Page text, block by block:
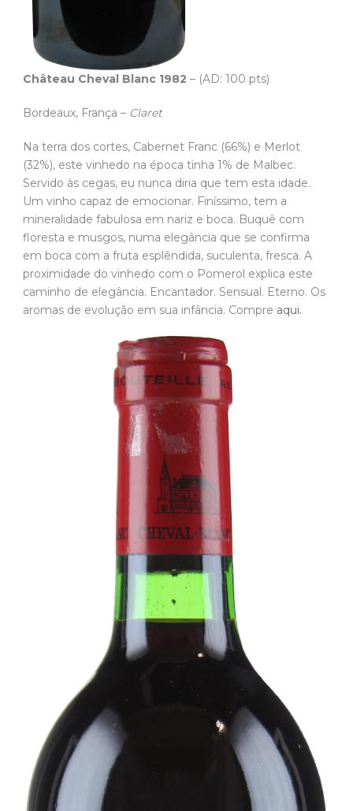
Château Cheval Blanc 1982 – (AD: 100 pts)
Bordeaux, França – Claret
Na terra dos cortes, Cabernet Franc (66%) e Merlot
(32%), este vinhedo na época tinha 1% de Malbec.
Servido às cegas, eu nunca diria que tem esta idade.
Um vinho capaz de emocionar. Finíssimo, tem a
mineralidade fabulosa em nariz e boca. Buquê com
floresta e musgos, numa elegância que se confirma
em boca com a fruta esplêndida, suculenta, fresca. A
proximidade do vinhedo com o Pomerol explica este
caminho de elegância. Encantador. Sensual. Eterno. Os
aromas de evolução em sua infância. Compre aqui.